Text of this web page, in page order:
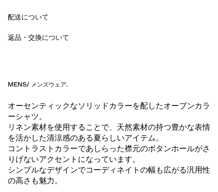
配送について
返品・交換について
MENS/ メンズウェア.
オーセンティックなソリッドカラーを配したオープンカラ
ーシャツ。
リネン素材を使用することで、天然素材の持つ豊かな表情
を活かした清涼感のある夏らしいアイテム。
コントラストカラーであしらった襟元のボタンホールがさ
りげないアクセントになっています。
シンプルなデザインでコーディネイトの幅も広がる汎用性
の高さも魅力。